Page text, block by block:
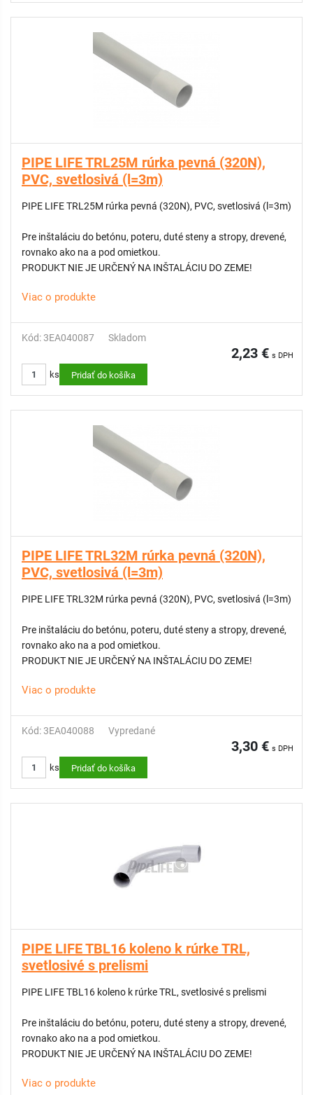
PIPE LIFE TRL25M rúrka pevná (320N),
PVC, svetlosivá (l=3m)
PIPE LIFE TRL25M rúrka pevná (320N), PVC, svetlosivá (l=3m)
Pre inštaláciu do betónu, poteru, duté steny a stropy, drevené,
rovnako ako na a pod omietkou.
PRODUKT NIE JE URČENÝ NA INŠTALÁCIU DO ZEME!
Viac o produkte
Kód: 3EA040087 Skladom
2,23 € s DPH
ks Pridať do košíka
PIPE LIFE TRL32M rúrka pevná (320N),
PVC, svetlosivá (l=3m)
PIPE LIFE TRL32M rúrka pevná (320N), PVC, svetlosivá (l=3m)
Pre inštaláciu do betónu, poteru, duté steny a stropy, drevené,
rovnako ako na a pod omietkou.
PRODUKT NIE JE URČENÝ NA INŠTALÁCIU DO ZEME!
Viac o produkte
Kód: 3EA040088 Vypredané
3,30 € s DPH
ks Pridať do košíka
PIPE LIFE TBL16 koleno k rúrke TRL,
svetlosivé s prelismi
PIPE LIFE TBL16 koleno k rúrke TRL, svetlosivé s prelismi
Pre inštaláciu do betónu, poteru, duté steny a stropy, drevené,
rovnako ako na a pod omietkou.
PRODUKT NIE JE URČENÝ NA INŠTALÁCIU DO ZEME!
Viac o produkte